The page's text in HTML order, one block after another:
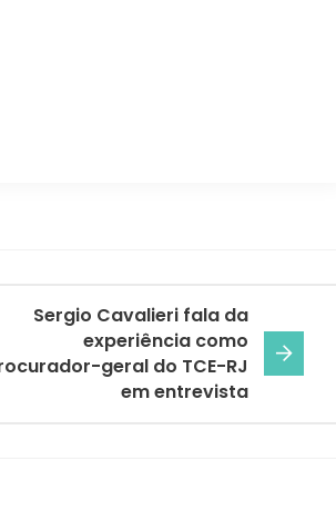
Sergio Cavalieri fala da
experiência como
geral do TCE-RJ
em entrevista